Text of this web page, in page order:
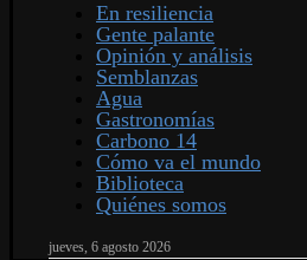
En resiliencia
Gente palante
Opinión y análisis
Semblanzas
Agua
Gastronomías
Carbono 14
Cómo va el mundo
Biblioteca
Quiénes somos
jueves, 6 agosto 2026